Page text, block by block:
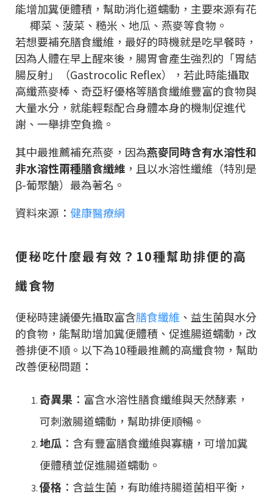
能增加糞便體積，幫助消化道蠕動，主要來源有花
椰菜、菠菜、糙米、地瓜、燕麥等食物。
若想要補充膳食纖維，最好的時機就是吃早餐時，
因為人體在早上醒來後，腸胃會產生強烈的「胃結
腸反射」（Gastrocolic Reflex），若此時能攝取
高纖燕麥棒、奇亞籽優格等膳食纖維豐富的食物與
大量水分，就能輕鬆配合身體本身的機制促進代
謝、一舉排空負擔。
其中最推薦補充燕麥，因為燕麥同時含有水溶性和
非水溶性兩種膳食纖維 ，且以水溶性纖維（特別是
β-葡聚醣）最為著名。
資料來源： 健康醫療網
便秘吃什麼最有效？10種幫助排便的高
纖食物
便秘時建議優先攝取富含膳食纖維 、益生菌與水分
的食物，能幫助增加糞便體積、促進腸道蠕動，改
善排便不順。以下為10種最推薦的高纖食物，幫助
改善便秘問題：
奇異果 ：富含水溶性膳食纖維與天然酵素，
可刺激腸道蠕動，幫助排便順暢。
地瓜 ：含有豐富膳食纖維與寡糖，可增加糞
便體積並促進腸道蠕動。
優格 ：含益生菌，有助維持腸道菌相平衡，